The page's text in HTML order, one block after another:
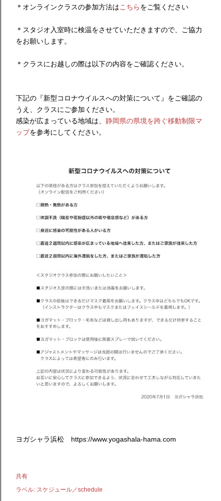
＊オンラインクラスの参加方法はこちらをご覧ください
＊スタジオ入室時に検温をさせていただきますので、ご協力
をお願いします。
＊クラスにお越しの際は以下の内容をご確認ください。
下記の『新型コロナウイルスへの対策について』をご確認の
うえ、クラスにご参加ください。
感染が広まっている地域は、 静岡県の県境を跨ぐ移動制限マ
ップを参考にしてください。
ヨガシャラ浜松 https://www.yogashala-hama.com
共有
ラベル: スケジュール／schedule